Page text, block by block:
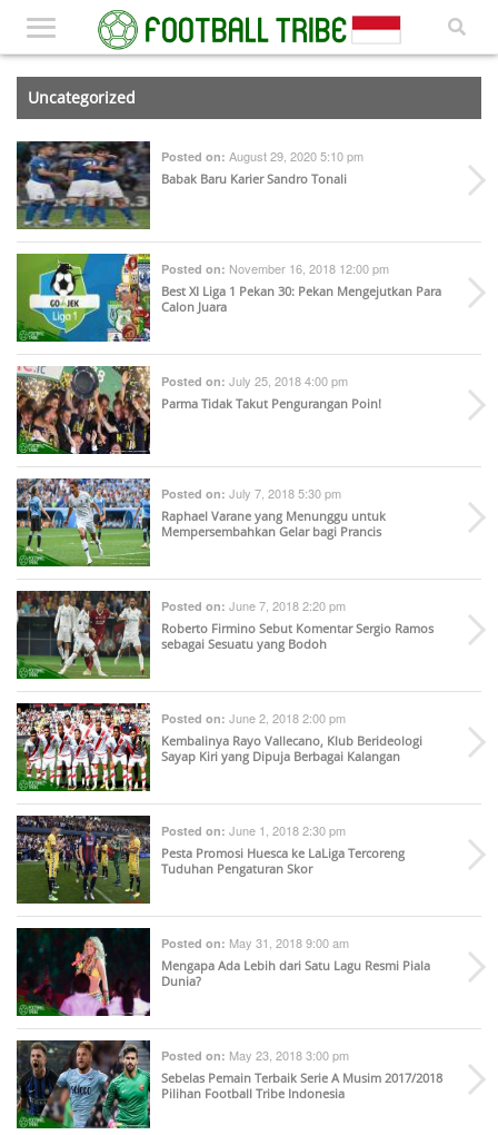
Uncategorized
Posted on: August 29, 2020 5:10 pm
Babak Baru Karier Sandro Tonali
Posted on: November 16, 2018 12:00 pm
Best XI Liga 1 Pekan 30: Pekan Mengejutkan Para
Calon Juara
Posted on: July 25, 2018 4:00 pm
Parma Tidak Takut Pengurangan Poin!
Posted on: July 7, 2018 5:30 pm
Raphael Varane yang Menunggu untuk
Mempersembahkan Gelar bagi Prancis
Posted on: June 7, 2018 2:20 pm
Roberto Firmino Sebut Komentar Sergio Ramos
sebagai Sesuatu yang Bodoh
Posted on: June 2, 2018 2:00 pm
Kembalinya Rayo Vallecano, Klub Berideologi
Sayap Kiri yang Dipuja Berbagai Kalangan
Posted on: June 1, 2018 2:30 pm
Pesta Promosi Huesca ke LaLiga Tercoreng
Tuduhan Pengaturan Skor
Posted on: May 31, 2018 9:00 am
Mengapa Ada Lebih dari Satu Lagu Resmi Piala
Dunia?
Posted on: May 23, 2018 3:00 pm
Sebelas Pemain Terbaik Serie A Musim 2017/2018
Pilihan Football Tribe Indonesia